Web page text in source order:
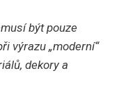
být pouze
výrazu „moderní“
dekory a